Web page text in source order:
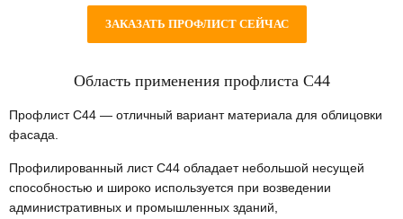
ЗАКАЗАТЬ ПРОФЛИСТ СЕЙЧАС
Область применения профлиста С44
Профлист С44 — отличный вариант материала для облицовки
фасада.
Профилированный лист С44 обладает небольшой несущей
способностью и широко используется при возведении
административных и промышленных зданий,